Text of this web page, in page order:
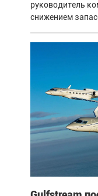
руководитель
снижением